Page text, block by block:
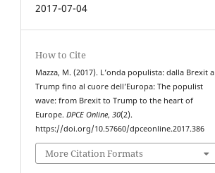
2017-07-04
How to Cite
Mazza, M. (2017). L’onda populista: dalla Brexit a
Trump fino al cuore dell’Europa: The populist
wave: from Brexit to Trump to the heart of
Europe.DPCE Online,30(2).
https://doi.org/10.57660/dpceonline.2017.386
More Citation Formats